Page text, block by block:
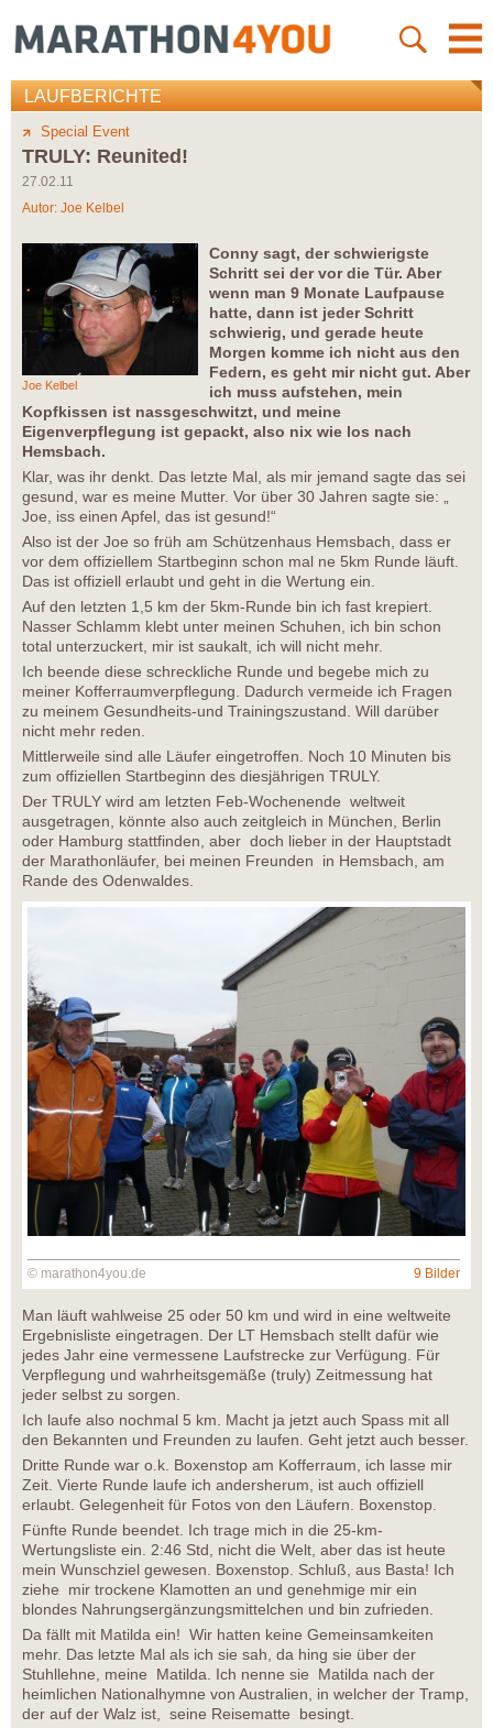
LAUFBERICHTE
Special Event
TRULY: Reunited!
27.02.11
Autor: Joe Kelbel
Joe Kelbel
Conny sagt, der schwierigste
Schritt sei der vor die Tür. Aber
wenn man 9 Monate Laufpause
hatte, dann ist jeder Schritt
schwierig, und gerade heute
Morgen komme ich nicht aus den
Federn, es geht mir nicht gut. Aber
ich muss aufstehen, mein
Kopfkissen ist nassgeschwitzt, und meine
Eigenverpflegung ist gepackt, also nix wie los nach
Hemsbach.
Klar, was ihr denkt. Das letzte Mal, als mir jemand sagte das sei
gesund, war es meine Mutter. Vor über 30 Jahren sagte sie: „
Joe, iss einen Apfel, das ist gesund!“
Also ist der Joe so früh am Schützenhaus Hemsbach, dass er
vor dem offiziellem Startbeginn schon mal ne 5km Runde läuft.
Das ist offiziell erlaubt und geht in die Wertung ein.
Auf den letzten 1,5 km der 5km-Runde bin ich fast krepiert.
Nasser Schlamm klebt unter meinen Schuhen, ich bin schon
total unterzuckert, mir ist saukalt, ich will nicht mehr.
Ich beende diese schreckliche Runde und begebe mich zu
meiner Kofferraumverpflegung. Dadurch vermeide ich Fragen
zu meinem Gesundheits-und Trainingszustand. Will darüber
nicht mehr reden.
Mittlerweile sind alle Läufer eingetroffen. Noch 10 Minuten bis
zum offiziellen Startbeginn des diesjährigen TRULY.
Der TRULY wird am letzten Feb-Wochenende weltweit
ausgetragen, könnte also auch zeitgleich in München, Berlin
oder Hamburg stattfinden, aber doch lieber in der Hauptstadt
der Marathonläufer, bei meinen Freunden in Hemsbach, am
Rande des Odenwaldes.
© marathon4you.de 9 Bilder
Man läuft wahlweise 25 oder 50 km und wird in eine weltweite
Ergebnisliste eingetragen. Der LT Hemsbach stellt dafür wie
jedes Jahr eine vermessene Laufstrecke zur Verfügung. Für
Verpflegung und wahrheitsgemäße (truly) Zeitmessung hat
jeder selbst zu sorgen.
Ich laufe also nochmal 5 km. Macht ja jetzt auch Spass mit all
den Bekannten und Freunden zu laufen. Geht jetzt auch besser.
Dritte Runde war o.k. Boxenstop am Kofferraum, ich lasse mir
Zeit. Vierte Runde laufe ich andersherum, ist auch offiziell
erlaubt. Gelegenheit für Fotos von den Läufern. Boxenstop.
Fünfte Runde beendet. Ich trage mich in die 25-km-
Wertungsliste ein. 2:46 Std, nicht die Welt, aber das ist heute
mein Wunschziel gewesen. Boxenstop. Schluß, aus Basta! Ich
ziehe mir trockene Klamotten an und genehmige mir ein
blondes Nahrungsergänzungsmittelchen und bin zufrieden.
Da fällt mit Matilda ein! Wir hatten keine Gemeinsamkeiten
mehr. Das letzte Mal als ich sie sah, da hing sie über der
Stuhllehne, meine Matilda. Ich nenne sie Matilda nach der
heimlichen Nationalhymne von Australien, in welcher der Tramp,
der auf der Walz ist, seine Reisematte besingt.